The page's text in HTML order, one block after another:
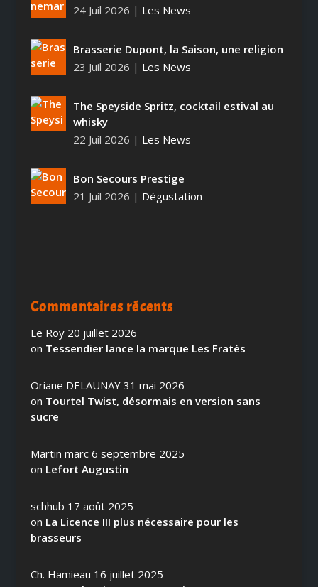
24 Juil 2026 | Les News
Brasserie Dupont, la Saison, une religion
23 Juil 2026 | Les News
The Speyside Spritz, cocktail estival au
whisky
22 Juil 2026 | Les News
Bon Secours Prestige
21 Juil 2026 | Dégustation
Commentaires récents
Le Roy 20 juillet 2026
on Tessendier lance la marque Les Fratés
Oriane DELAUNAY 31 mai 2026
on Tourtel Twist, désormais en version sans
sucre
Martin marc 6 septembre 2025
on Lefort Augustin
schhub 17 août 2025
on La Licence III plus nécessaire pour les
brasseurs
Ch. Hamieau 16 juillet 2025